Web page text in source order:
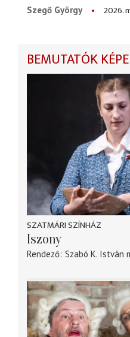
Szegő György
2026.
BEMUTATÓK
SZATMÁRI SZÍNHÁZ
Iszony
Rendező Szabó K. István